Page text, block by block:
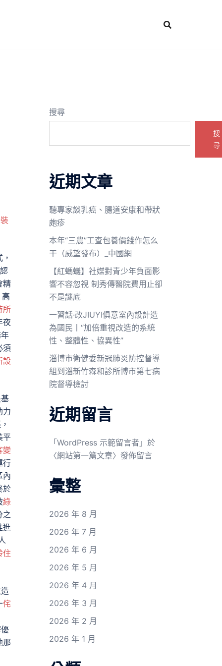
精
所
夜
須
設
力
平
變
行
內
於
綠
之
進
住
侘
那
搜尋
搜
尋
近期文章
聽專家談乳癌、腸道安康和帶狀
皰疹
本年“三農”工查包養價錢作怎么
干（威望發布）_中國網
【紅螞蟻】社媒對青少年負面影
響不容忽視 制秀傳醫院費用止卻
不是謎底
一習話·改JIUYI俱意室內設計造
為國民丨“加倍重視改造的系統
性、整體性、協異性”
淄博市衛健委新冠肺炎防控督導
組到淄新竹森和診所博市第七病
院督導檢討
近期留言
「 WordPress 示範留言者 」於
〈網站第一篇文章〉發佈留言
彙整
2026 年 8 月
2026 年 7 月
2026 年 6 月
2026 年 5 月
2026 年 4 月
2026 年 3 月
2026 年 2 月
2026 年 1 月